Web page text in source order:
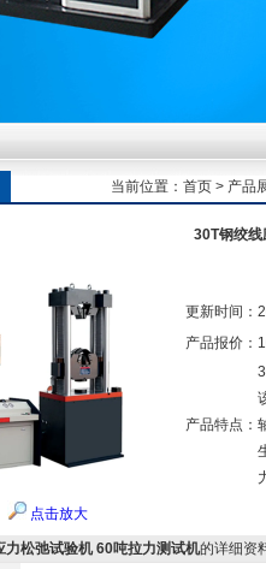
到加载频率的工况适配逻辑
到加载频率的工况适配逻辑
当前位置： 首页 > 产品
30T钢绞线
点击放大
更新时间：
产品报价：
产品特点：
力松弛试验机 60吨拉力测试机的详细资